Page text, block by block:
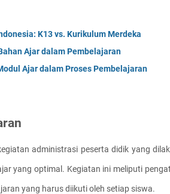
K13 vs. Kurikulum Merdeka
Ajar dalam Pembelajaran
Ajar dalam Proses Pembelajaran
administrasi peserta didik yang
yang optimal. Kegiatan ini meliputi
yang harus diikuti oleh setiap siswa.